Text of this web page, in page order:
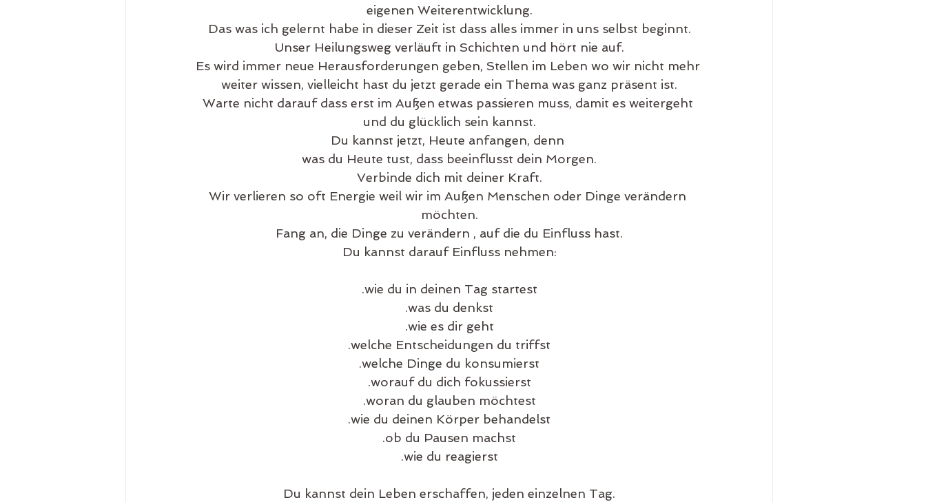
eigenen Weiterentwicklung.
Das was ich gelernt habe in dieser Zeit ist dass alles immer in uns selbst beginnt.
Unser Heilungsweg verläuft in Schichten und hört nie auf.
Es wird immer neue Herausforderungen geben, Stellen im Leben wo wir nicht mehr
weiter wissen, vielleicht hast du jetzt gerade ein Thema was ganz präsent ist.
Warte nicht darauf dass erst im Außen etwas passieren muss, damit es weitergeht
und du glücklich sein kannst.
Du kannst jetzt, Heute anfangen, denn
was du Heute tust, dass beeinflusst dein Morgen.
Verbinde dich mit deiner Kraft.
Wir verlieren so oft Energie weil wir im Außen Menschen oder Dinge verändern
möchten.
Fang an, die Dinge zu verändern , auf die du Einfluss hast.
Du kannst darauf Einfluss nehmen:
.wie du in deinen Tag startest
.was du denkst
.wie es dir geht
.welche Entscheidungen du triffst
.welche Dinge du konsumierst
.worauf du dich fokussierst
.woran du glauben möchtest
.wie du deinen Körper behandelst
.ob du Pausen machst
.wie du reagierst
Du kannst dein Leben erschaffen, jeden einzelnen Tag.